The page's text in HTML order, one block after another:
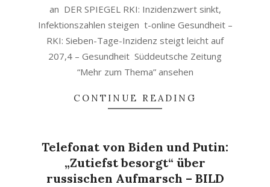
an DER SPIEGEL RKI: Inzidenzwert sinkt,
Infektionszahlen steigen t-online Gesundheit –
RKI: Sieben-Tage-Inzidenz steigt leicht auf
207,4 – Gesundheit Süddeutsche Zeitung
“Mehr zum Thema” ansehen
CONTINUE READING
Telefonat von Biden und Putin:
„Zutiefst besorgt“ über
russischen Aufmarsch – BILD